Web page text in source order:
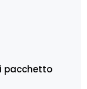
pacchetto